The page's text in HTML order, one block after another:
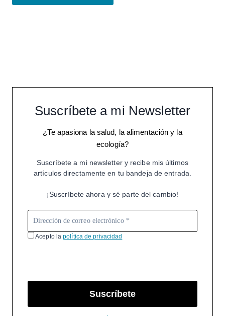
Suscríbete a mi Newsletter
¿Te apasiona la salud, la alimentación y la
ecología?
Suscríbete a mi newsletter y recibe mis últimos
artículos directamente en tu bandeja de entrada.
¡Suscríbete ahora y sé parte del cambio!
Acepto lapolítica de privacidad
Suscríbete